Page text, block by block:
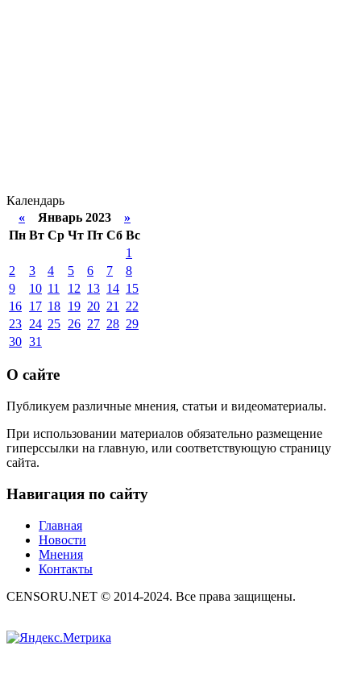
Календарь
« Январь 2023 »
Пн Вт Ср Чт Пт Сб Вс
1
2
3 4 5 6 7
8
9
10 11 12 13 14 15
16 17 18 19 20 21
22
23 24 25 26 27 28 29
30 31
О сайте
Публикуем различные мнения, статьи и видеоматериалы.
При использовании материалов обязательно размещение
гиперссылки на главную, или соответствующую страницу
сайта.
Навигация по сайту
Главная
Новости
Мнения
Контакты
CENSORU.NET © 2014-2024. Все права защищены.